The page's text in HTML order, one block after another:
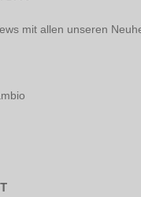
mit allen unseren